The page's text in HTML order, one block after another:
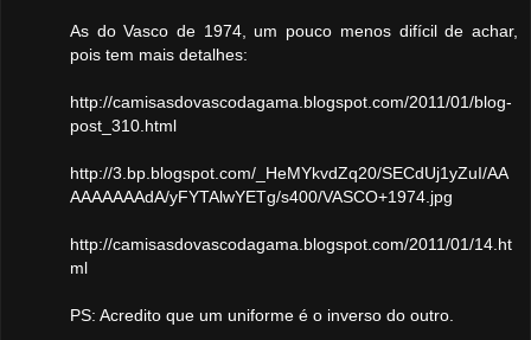
As do Vasco de 1974, um pouco menos difícil de achar,
pois tem mais detalhes:
http://camisasdovascodagama.blogspot.com/2011/01/blog-
post_310.html
http://3.bp.blogspot.com/_HeMYkvdZq20/SECdUj1yZuI/AA
AAAAAAAdA/yFYTAlwYETg/s400/VASCO+1974.jpg
http://camisasdovascodagama.blogspot.com/2011/01/14.ht
ml
PS: Acredito que um uniforme é o inverso do outro.